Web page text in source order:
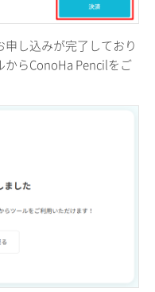
し込みが完了しており
からConoHa Pencilをご